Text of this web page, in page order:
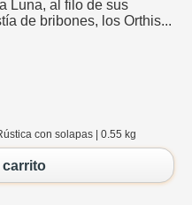
Luna, al filo de sus
de bribones, los Orthis...
con solapas | 0.55 kg
carrito